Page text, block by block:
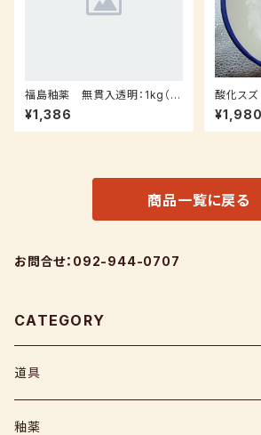
福島釉薬 無貫入透明：1kg（在
庫有り）
¥1,386
酸化ス
¥1,980
商品一覧に戻る
お問合せ：092-944-0707
CATEGORY
道具
ヘラ
釉薬